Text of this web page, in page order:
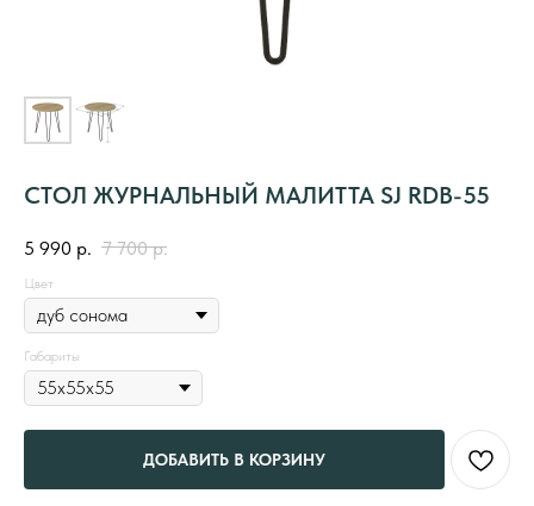
СТОЛ ЖУРНАЛЬНЫЙ МАЛИТТА SJ RDB-55
5 990 р. 7 700 р.
Цвет
Габариты
ДОБАВИТЬ В КОРЗИНУ